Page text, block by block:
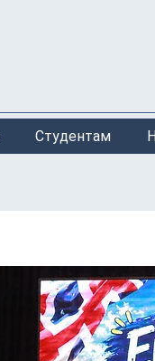
Студентам